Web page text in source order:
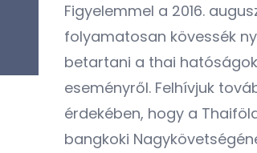
Figyelemmel a 2016.
folyamatosan kövessék
betartani a thai
eseményről. Felhívjuk
érdekében, hogy a
bangkoki